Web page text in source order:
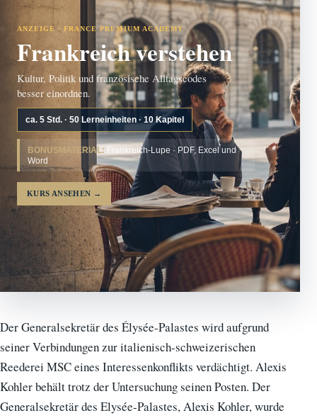
ANZEIGE · FRANCE PREMIUM ACADEMY
Frankreich verstehen
Kultur, Politik und französische Alltagscodes
besser einordnen.
ca. 5 Std. · 50 Lerneinheiten · 10 Kapitel
BONUSMATERIAL: Frankreich-Lupe · PDF, Excel und
Word
KURS ANSEHEN →
Der Generalsekretär des Élysée-Palastes wird aufgrund
seiner Verbindungen zur italienisch-schweizerischen
Reederei MSC eines Interessenkonflikts verdächtigt. Alexis
Kohler behält trotz der Untersuchung seinen Posten. Der
Generalsekretär des Elysée-Palastes, Alexis Kohler, wurde